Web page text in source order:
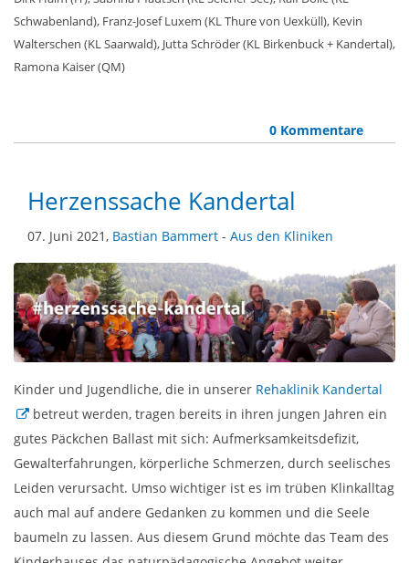
Schwabenland), Franz-Josef Luxem (KL Thure von Uexküll), Kevin
Walterschen (KL Saarwald), Jutta Schröder (KL Birkenbuck + Kandertal),
Ramona Kaiser (QM)
0 Kommentare
Herzenssache Kandertal
07. Juni 2021, Bastian Bammert - Aus den Kliniken
Kinder und Jugendliche, die in unserer Rehaklinik Kandertal
betreut werden, tragen bereits in ihren jungen Jahren ein
gutes Päckchen Ballast mit sich: Aufmerksamkeitsdefizit,
Gewalterfahrungen, körperliche Schmerzen, durch seelisches
Leiden verursacht. Umso wichtiger ist es im trüben Klinkalltag
auch mal auf andere Gedanken zu kommen und die Seele
baumeln zu lassen. Aus diesem Grund möchte das Team des